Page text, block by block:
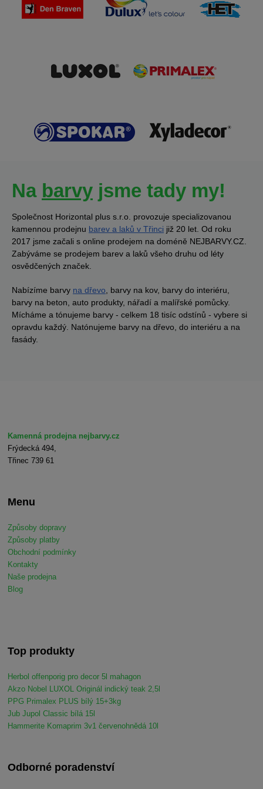
Na barvy jsme tady my!
Společnost Horizontal plus s.r.o. provozuje specializovanou
kamennou prodejnu barev a laků v Třinci již 20 let. Od roku
2017 jsme začali s online prodejem na doméně NEJBARVY.CZ.
Zabýváme se prodejem barev a laků všeho druhu od léty
osvědčených značek.
Nabízíme barvy na dřevo, barvy na kov, barvy do interiéru,
barvy na beton, auto produkty, nářadí a malířské pomůcky.
Mícháme a tónujeme barvy - celkem 18 tisíc odstínů - vybere si
opravdu každý. Natónujeme barvy na dřevo, do interiéru a na
fasády.
Kamenná prodejna nejbarvy.cz
Frýdecká 494,
Třinec 739 61
Menu
Způsoby dopravy
Způsoby platby
Obchodní podmínky
Kontakty
Naše prodejna
Blog
Top produkty
Herbol offenporig pro decor 5l mahagon
Akzo Nobel LUXOL Originál indický teak 2,5l
PPG Primalex PLUS bílý 15+3kg
Jub Jupol Classic bílá 15l
Hammerite Komaprim 3v1 červenohnědá 10l
Odborné poradenství